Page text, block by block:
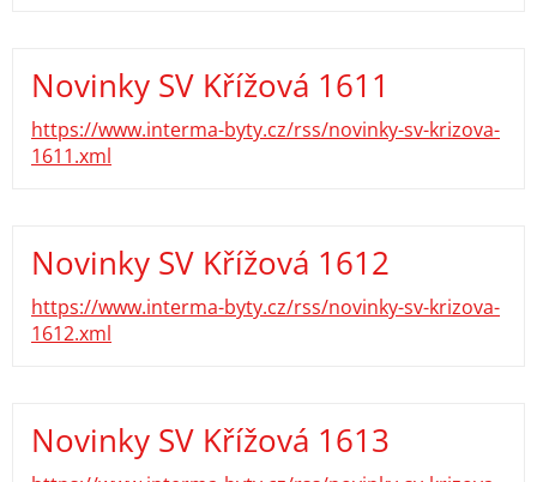
Novinky SV Křížová 1611
https://www.interma-byty.cz/rss/novinky-sv-krizova-
1611.xml
Novinky SV Křížová 1612
https://www.interma-byty.cz/rss/novinky-sv-krizova-
1612.xml
Novinky SV Křížová 1613